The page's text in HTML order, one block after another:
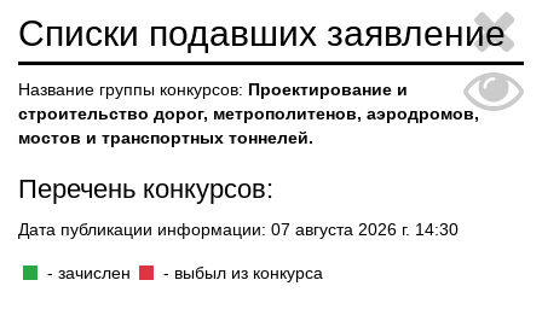
Списки подавших заявление
Название группы конкурсов: Проектирование и
строительство дорог, метрополитенов, аэродромов,
мостов и транспортных тоннелей.
Перечень конкурсов:
Дата публикации информации: 07 августа 2026 г. 14:30
- зачислен - выбыл из конкурса